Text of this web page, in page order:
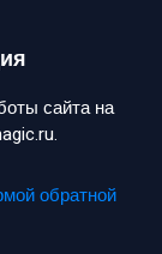
сайта на
обратной